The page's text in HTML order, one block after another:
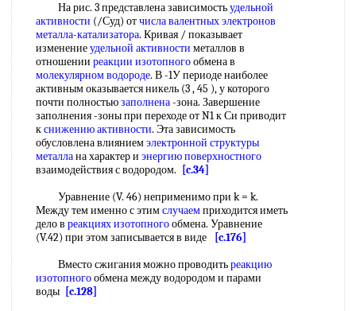
На рис. 3 представлена зависимостьудельной
активности (/Суд) отчисла валентных электронов
металла-катализатора. Кривая / показывает
изменениеудельной активности металлов в
отношении реакции изотопногообмена в
молекулярном водороде. В -1У периоде наиболее
активным оказывается никель (3 , 45 ), у которого
почти полностьюзаполнена-зона. Завершение
заполнения -зоны при переходе от N1 к Си приводит
кснижению активности. Эта зависимость
обусловлена влияниемэлектронной структуры
металлана характер и энергию поверхностного
взаимодействия с водородом.
[c.34]
Уравнение (V. 46) неприменимо при k = k.
Между тем именно с этимслучаемприходится иметь
дело в реакциях изотопногообмена. Уравнение
(V.42) при этом записывается в виде
[c.176]
Вместо сжигания можно проводитьреакцию
изотопногообмена между водородом и парами
воды [c.128]